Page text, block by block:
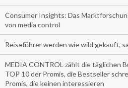
Consumer Insights: Das
von media control
Reiseführer werden wie wild gekauft,
MEDIA CONTROL zählt die täglichen
TOP 10 der Promis, die Bestseller
Promis, die keinen interessieren